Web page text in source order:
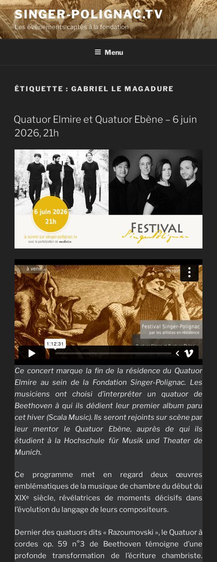
Aller
au
contenu
principal
SINGER-POLIGNAC.TV
Les événements captés à la fondation
Menu
ÉTIQUETTE : GABRIEL LE MAGADURE
Quatuor Elmire et Quatuor Ebène – 6 juin
2026, 21h
Ce concert marque la fin de la résidence du Quatuor
Elmire au sein de la Fondation Singer-Polignac. Les
musiciens ont choisi d’interpréter un quatuor de
Beethoven à qui ils dédient leur premier album paru
cet hiver (Scala Music). Ils seront rejoints sur scène par
leur mentor le Quatuor Ebène, auprès de qui ils
étudient à la Hochschule für Musik und Theater de
Munich.
Ce programme met en regard deux œuvres
emblématiques de la musique de chambre du début du
XIXᵉ siècle, révélatrices de moments décisifs dans
l’évolution du langage de leurs compositeurs.
Dernier des quatuors dits « Razoumovski », le Quatuor à
cordes op. 59 n°3 de Beethoven témoigne d’une
profonde transformation de l’écriture chambriste.